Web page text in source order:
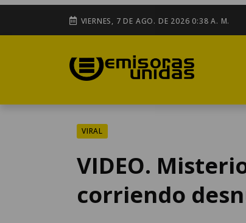
VIERNES, 7 DE AGO. DE 2026 0:38 A. M.
VIRAL
VIDEO.
corriendo